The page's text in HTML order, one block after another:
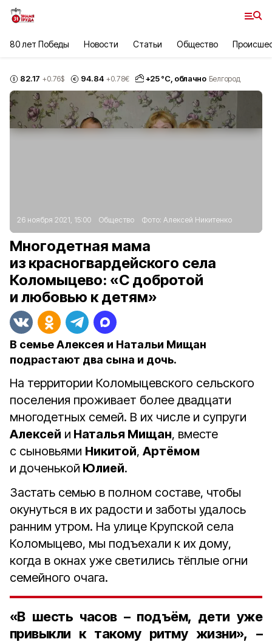
80 лет Победы Новости Статьи Общество
82.17 +0.76$ 94.84 +0.78€ +25°С, облачно Белгород
26 ноября 2021, 15:00 Общество Фото: Алексей Никитенко
Многодетная мама
из красногвардейского села
Коломыцево: «С добротой
и любовью к детям»
В семье Алексея и Натальи Мищан
подрастают два сына и дочь.
На территории Коломыцевского сельского
поселения проживает более двадцати
многодетных семей. В их числе и супруги
Алексей и Наталья Мищан, вместе
с сыновьями Никитой, Артёмом
и доченькой Юлией.
Застать семью в полном составе, чтобы
окунуться в их радости и заботы удалось
ранним утром. На улице Крупской села
Коломыцево, мы подъехали к их дому,
когда в окнах уже светились тёплые огни
семейного очага.
«Вшесть часов– подъём, дети уже
привыкли к такому ритму жизни», –